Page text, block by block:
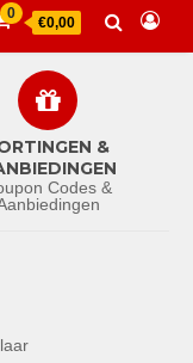
0
€0,00
&
Codes &